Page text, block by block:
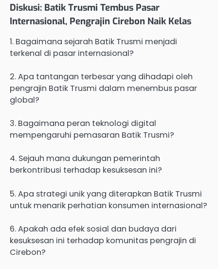
Diskusi: Batik Trusmi Tembus Pasar
Internasional, Pengrajin Cirebon Naik Kelas
1. Bagaimana sejarah Batik Trusmi menjadi
terkenal di pasar internasional?
2. Apa tantangan terbesar yang dihadapi oleh
pengrajin Batik Trusmi dalam menembus pasar
global?
3. Bagaimana peran teknologi digital
mempengaruhi pemasaran Batik Trusmi?
4. Sejauh mana dukungan pemerintah
berkontribusi terhadap kesuksesan ini?
5. Apa strategi unik yang diterapkan Batik Trusmi
untuk menarik perhatian konsumen internasional?
6. Apakah ada efek sosial dan budaya dari
kesuksesan ini terhadap komunitas pengrajin di
Cirebon?